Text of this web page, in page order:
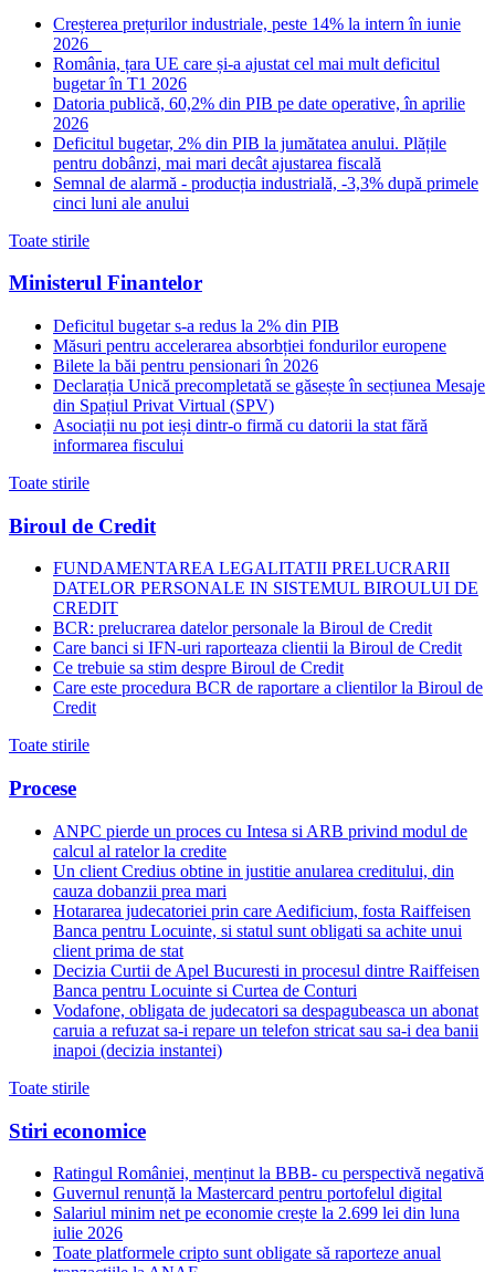
Creșterea prețurilor industriale, peste 14% la intern în iunie
2026
România, țara UE care și-a ajustat cel mai mult deficitul
bugetar în T1 2026
Datoria publică, 60,2% din PIB pe date operative, în aprilie
2026
Deficitul bugetar, 2% din PIB la jumătatea anului. Plățile
pentru dobânzi, mai mari decât ajustarea fiscală
Semnal de alarmă - producția industrială, -3,3% după primele
cinci luni ale anului
Toate stirile
Ministerul Finantelor
Deficitul bugetar s-a redus la 2% din PIB
Măsuri pentru accelerarea absorbției fondurilor europene
Bilete la băi pentru pensionari în 2026
Declarația Unică precompletată se găsește în secțiunea Mesaje
din Spațiul Privat Virtual (SPV)
Asociații nu pot ieși dintr-o firmă cu datorii la stat fără
informarea fiscului
Toate stirile
Biroul de Credit
FUNDAMENTAREA LEGALITATII PRELUCRARII
DATELOR PERSONALE IN SISTEMUL BIROULUI DE
CREDIT
BCR: prelucrarea datelor personale la Biroul de Credit
Care banci si IFN-uri raporteaza clientii la Biroul de Credit
Ce trebuie sa stim despre Biroul de Credit
Care este procedura BCR de raportare a clientilor la Biroul de
Credit
Toate stirile
Procese
ANPC pierde un proces cu Intesa si ARB privind modul de
calcul al ratelor la credite
Un client Credius obtine in justitie anularea creditului, din
cauza dobanzii prea mari
Hotararea judecatoriei prin care Aedificium, fosta Raiffeisen
Banca pentru Locuinte, si statul sunt obligati sa achite unui
client prima de stat
Decizia Curtii de Apel Bucuresti in procesul dintre Raiffeisen
Banca pentru Locuinte si Curtea de Conturi
Vodafone, obligata de judecatori sa despagubeasca un abonat
caruia a refuzat sa-i repare un telefon stricat sau sa-i dea banii
inapoi (decizia instantei)
Toate stirile
Stiri economice
Ratingul României, menținut la BBB- cu perspectivă negativă
Guvernul renunță la Mastercard pentru portofelul digital
Salariul minim net pe economie crește la 2.699 lei din luna
iulie 2026
Toate platformele cripto sunt obligate să raporteze anual